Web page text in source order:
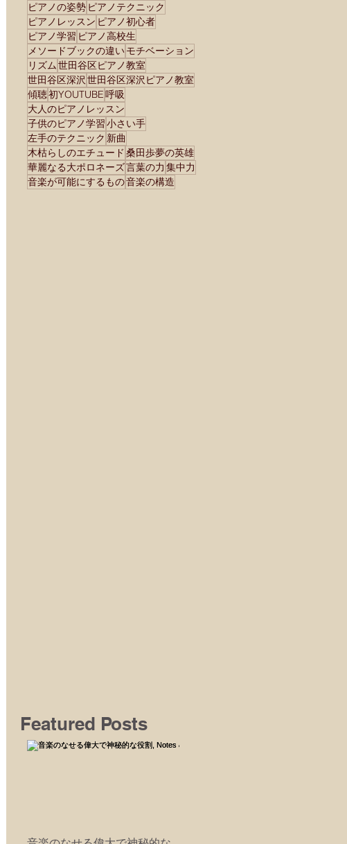
ピアノの姿勢 ピアノテクニック
ピアノレッスン ピアノ初心者
ピアノ学習 ピアノ高校生
メソードブックの違いモチベーション
リズム世田谷区ピアノ教室
世田谷区深沢 世田谷区深沢ピアノ教室
傾聴初YOUTUBE呼吸
大人のピアノレッスン
子供のピアノ学習小さい手
左手のテクニック 新曲
木枯らしのエチュード 桑田歩夢の英雄
華麗なる大ポロネーズ言葉の力 集中力
音楽が可能にするもの音楽の構造
Featured Posts